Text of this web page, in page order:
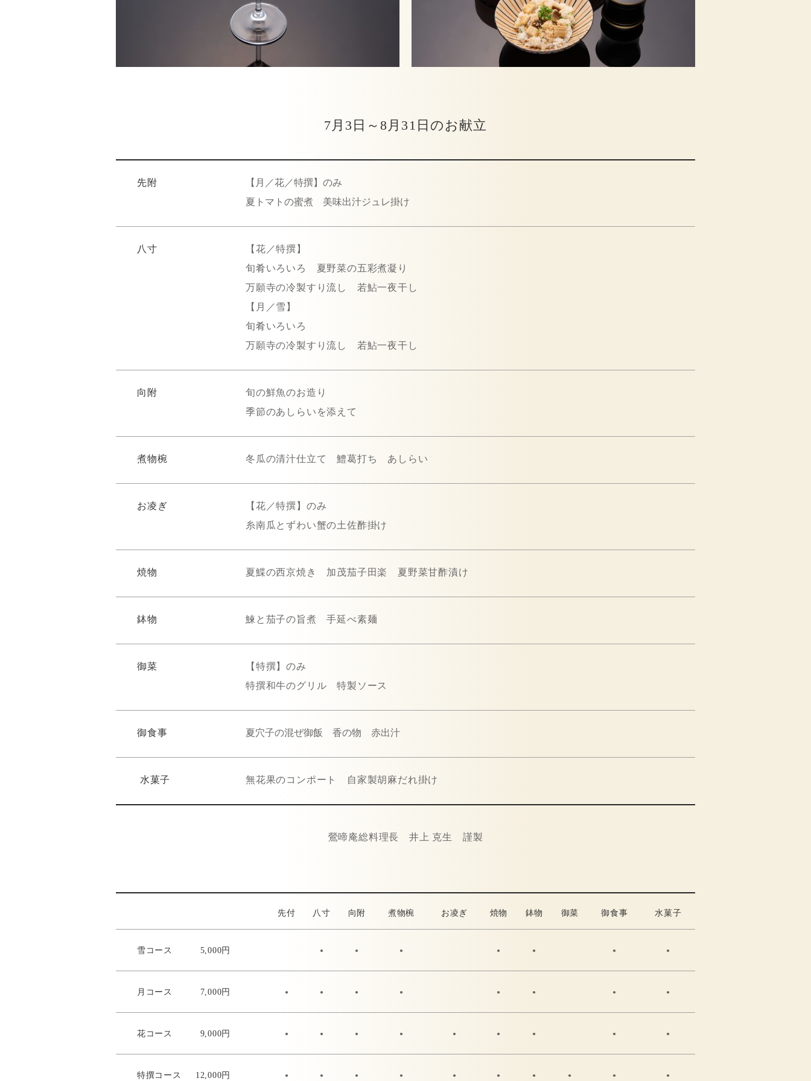
7月3日～8月31日のお献立
先附
【月／花／特撰】のみ
夏トマトの蜜煮 美味出汁ジュレ掛け
八寸
【花／特撰】
旬肴いろいろ 夏野菜の五彩煮凝り
万願寺の冷製すり流し 若鮎一夜干し
【月／雪】
旬肴いろいろ
万願寺の冷製すり流し 若鮎一夜干し
向附
旬の鮮魚のお造り
季節のあしらいを添えて
煮物椀 冬瓜の清汁仕立て 鱧葛打ち あしらい
お凌ぎ
【花／特撰】のみ
糸南瓜とずわい蟹の土佐酢掛け
焼物 夏鰈の西京焼き 加茂茄子田楽 夏野菜甘酢漬け
鉢物 鰊と茄子の旨煮 手延べ素麺
御菜
【特撰】のみ
特撰和牛のグリル 特製ソース
御食事 夏穴子の混ぜ御飯 香の物 赤出汁
水菓子 無花果のコンポート 自家製胡麻だれ掛け
鶯啼庵総料理長 井上 克生 謹製
先付 八寸 向附 煮物椀 お凌ぎ 焼物 鉢物 御菜 御食事 水菓子
雪コース 5,000円 ● ● ● ● ● ● ●
月コース 7,000円 ● ● ● ● ● ● ● ●
花コース 9,000円 ● ● ● ● ● ● ● ● ●
特撰コース 12,000円 ● ● ● ● ● ● ● ● ● ●